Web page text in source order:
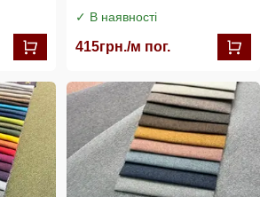
✓ В наявності
415грн./м пог.